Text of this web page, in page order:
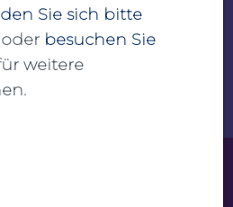
Sie sich bitte
besuchen Sie
weitere